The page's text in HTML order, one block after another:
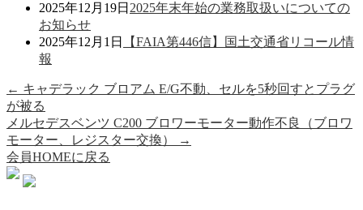
2025年12月19日 2025年末年始の業務取扱いについての
お知らせ
2025年12月1日
【FAIA第446信】国土交通省リコール情
報
← キャデラック ブロアム E/G不動、セルを5秒回すとプラグ
が被る
メルセデスベンツ C200 ブロワーモーター動作不良（ブロワ
モーター、レジスター交換）
→
会員HOMEに戻る